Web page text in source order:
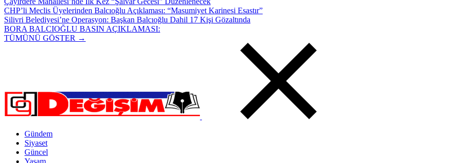
CHP’li Meclis Üyelerinden Balcıoğlu Açıklaması: “Masumiyet Karinesi Esastır”
Silivri Belediyesi’ne Operasyon: Başkan Balcıoğlu Dahil 17 Kişi Gözaltında
BORA BALCIOĞLU BASIN AÇIKLAMASI:
TÜMÜNÜ GÖSTER →
Gündem
Siyaset
Güncel
Yaşam